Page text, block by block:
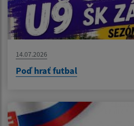
14.07.2026
Poď hrať futbal